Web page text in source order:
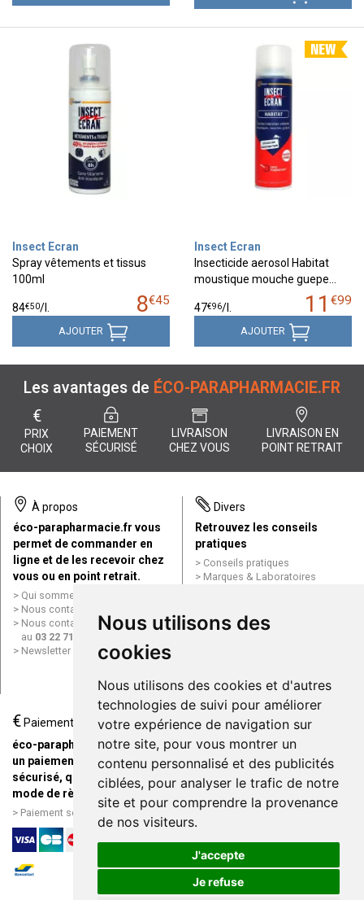
Nous utilisons des
cookies
Nous utilisons des cookies et d'autres
technologies de suivi pour améliorer
votre expérience de navigation sur
notre site, pour vous montrer un
contenu personnalisé et des publicités
ciblées, pour analyser le trafic de notre
site et pour comprendre la provenance
de nos visiteurs.
J'accepte
Je refuse
Insect Ecran
Spray vêtements et tissus
100ml
8€45
84€50/
AJOUTER
Insect Ecran
Insecticide aerosol Habitat
moustique mouche guepe…
11 €99
47€96/
AJOUTER
Les avantages de ÉCO-PARAPHARMACIE.FR
€
PRIX
CHOIX
PAIEMENT
SÉCURISÉ
LIVRAISON
CHEZ VOUS
LIVRAISON EN
POINT RETRAIT
À propos
éco-parapharmacie.fr vous
permet de commander en
ligne et de les recevoir chez
vous ou en point retrait.
Qui sommes nous ?
Nous contacter par e-mail
Nous contacter par téléphone
au 03 22 71 64 10
Newsletter
Divers
Retrouvez les conseils
pratiques
Conseils pratiques
Marques & Laboratoires
Mentions légales
Données personnelles
ligne
€ Paiement
éco-parapharmacie.fr offre
un paiement entièrement
sécurisé, quel que soit le
mode de règlement
Paiement sécurisé et simple
Livraison / Point retrait
Commandez en ligne et
recevez votre commande
rapidement chez vous ou en
point retrait
Livraison chez vous ou en